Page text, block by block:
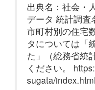
出典名：社会・
データ 統計調査
市町村別の住宅
タについては「
た」（総務省統
ください。
sugata/index.html